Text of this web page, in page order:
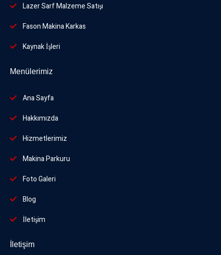
Lazer Sarf Malzeme Satışı
Fason Makina Karkas
Kaynak İşleri
Menülerimiz
Ana Sayfa
Hakkımızda
Hizmetlerimiz
Makina Parkuru
FotoGaleri
Blog
İletişim
İletişim